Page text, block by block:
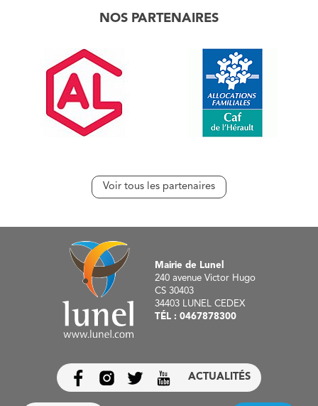
NOS PARTENAIRES
Voir tous les partenaires
Mairie de Lunel
240 avenue Victor Hugo
CS 30403
34403 LUNEL CEDEX
TÉL : 0467878300
ACTUALITÉS